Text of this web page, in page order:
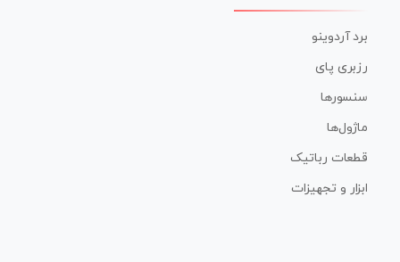
برد آردوینو
رزبری پای
سنسورها
ماژول‌ها
قطعات رباتیک
ابزار و تجهیزات